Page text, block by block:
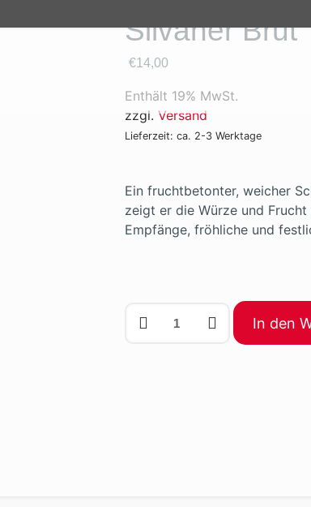
Silvaner Brut
€14,00
Enthält 19% MwSt.
zzgl. Versand
Lieferzeit: ca. 2-3 Werktage
Ein fruchtbetonter, weicher
zeigt er die Würze und
Empfänge, fröhliche und
In den